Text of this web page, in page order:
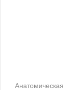
Анатомическая